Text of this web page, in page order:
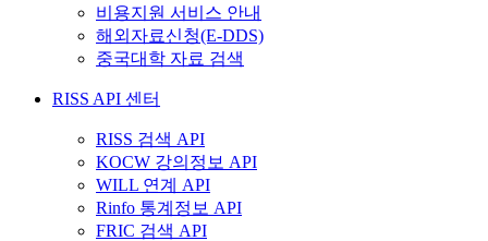
비용지원 서비스 안내
해외자료신청(E-DDS)
중국대학 자료 검색
RISS API 센터
RISS 검색 API
KOCW 강의정보 API
WILL 연계 API
Rinfo 통계정보 API
FRIC 검색 API